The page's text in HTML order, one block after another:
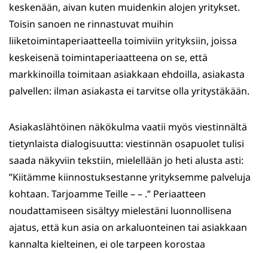
keskenään, aivan kuten muidenkin alojen yritykset.
Toisin sanoen ne rinnastuvat muihin
liiketoimintaperiaatteella toimiviin yrityksiin, joissa
keskeisenä toimintaperiaatteena on se, että
markkinoilla toimitaan asiakkaan ehdoilla, asiakasta
palvellen: ilman asiakasta ei tarvitse olla yritystäkään.
Asiakaslähtöinen näkökulma vaatii myös viestinnältä
tietynlaista dialogisuutta: viestinnän osapuolet tulisi
saada näkyviin tekstiin, mielellään jo heti alusta asti:
”Kiitämme kiinnostuksestanne yrityksemme palveluja
kohtaan. Tarjoamme Teille – – .” Periaatteen
noudattamiseen sisältyy mielestäni luonnollisena
ajatus, että kun asia on arkaluonteinen tai asiakkaan
kannalta kielteinen, ei ole tarpeen korostaa